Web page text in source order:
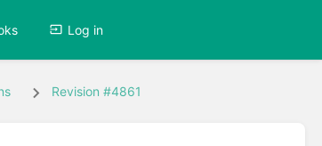
Log in
Revision #4861